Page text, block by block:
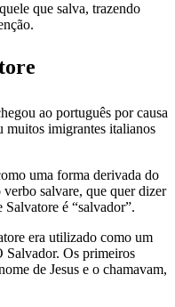
que salva, trazendo
ao português por causa
muitos imigrantes italianos
uma forma derivada do
salvare, que quer dizer
é “salvador”.
era utilizado como um
Salvador. Os primeiros
de Jesus e o chamavam,